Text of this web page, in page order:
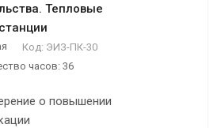
Тепловые
Код: ЭИЗ-ПК-30
часов: 36
о повышении